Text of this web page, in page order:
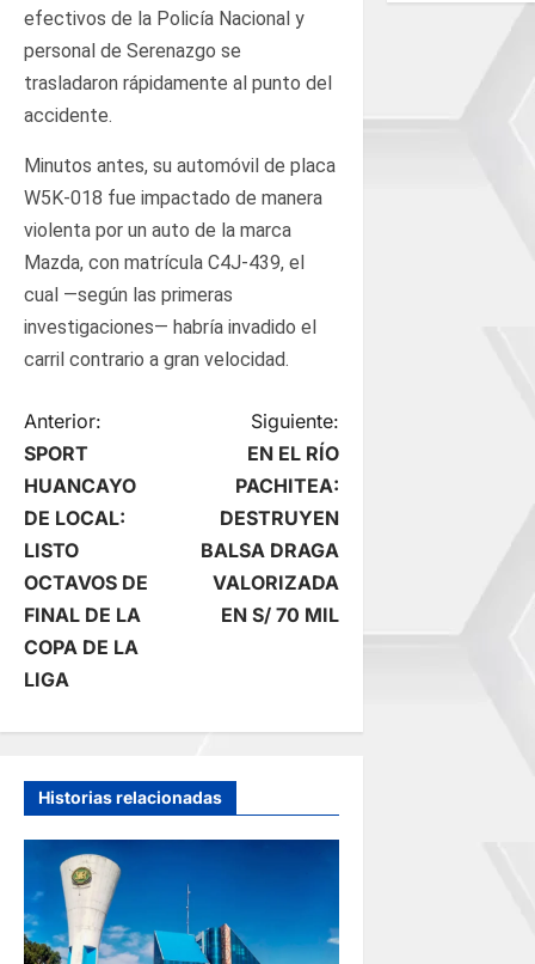
efectivos de la Policía Nacional y
personal de Serenazgo se
trasladaron rápidamente al punto del
accidente.
Minutos antes, su automóvil de placa
W5K-018 fue impactado de manera
violenta por un auto de la marca
Mazda, con matrícula C4J-439, el
cual —según las primeras
investigaciones— habría invadido el
carril contrario a gran velocidad.
N
a
v
e
g
a
i
n
Anterior:
SPORT
HUANCAYO
DE LOCAL:
LISTO
OCTAVOS DE
FINAL DE LA
COPA DE LA
LIGA
Siguiente:
EN EL RÍO
PACHITEA:
DESTRUYEN
BALSA DRAGA
VALORIZADA
EN S/ 70 MIL
Historias relacionadas